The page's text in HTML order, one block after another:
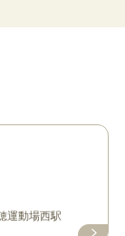
運動場西駅